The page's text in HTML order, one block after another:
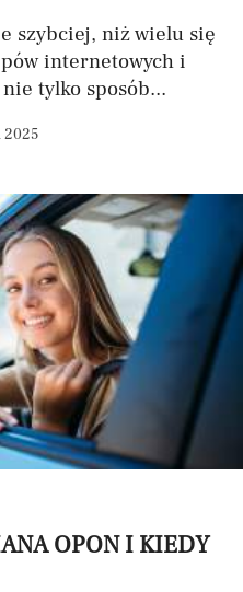
szybciej, niż wielu się
internetowych i
tylko sposób...
2025
OPON I KIEDY